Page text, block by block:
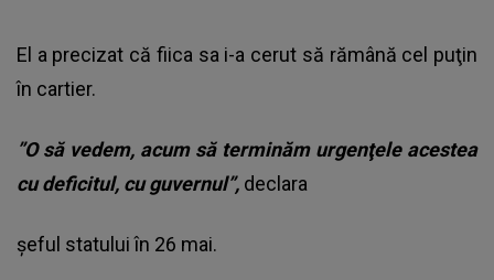
El a precizat că fiica sa i-a cerut să rămână cel puţin
în cartier.
”O să vedem, acum să terminăm urgenţele acestea
cu deficitul, cu guvernul”, declara
şeful statului în 26 mai.